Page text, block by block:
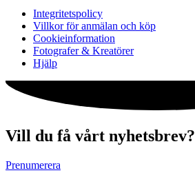
Integritetspolicy
Villkor för anmälan och köp
Cookieinformation
Fotografer & Kreatörer
Hjälp
Vill du få vårt nyhetsbrev?
Prenumerera